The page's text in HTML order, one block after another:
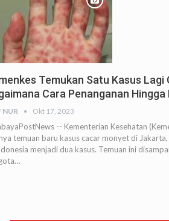
Temukan Satu Kasus
Cara Penanganan Hingga
NUR Okt 17, 2023
-- Kementerian Kesehatan
temuan baru kasus cacar monyet di
menjadi dua kasus. Temuan ini